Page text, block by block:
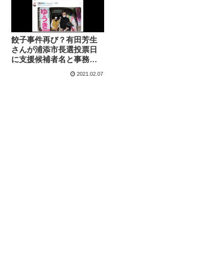
餃子事件再び？有田芳生
さんが浦添市長選投票日
に支援候補者名と事務所
2021.02.07